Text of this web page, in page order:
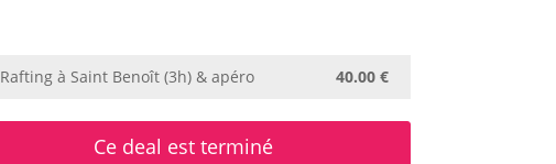
Rafting à Saint Benoît (3h) & apéro 40.00 €
Ce deal est terminé